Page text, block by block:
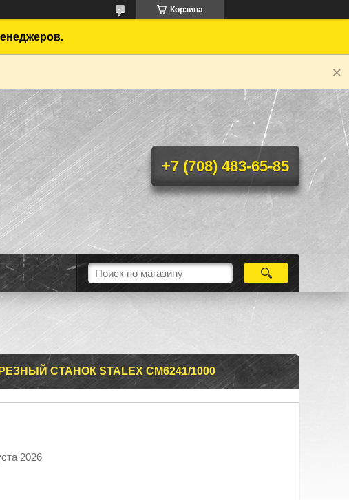
Корзина
+7 (708) 483-65-85
СТАНОК STALEX CM6241/1000
2026